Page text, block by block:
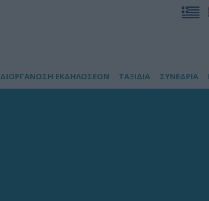
ΔΙΟΡΓΑΝΩΣΗ ΕΚΔΗΛΩΣΕΩΝ ΤΑΞΙΔΙΑ ΣΥΝΕΔΡΙΑ